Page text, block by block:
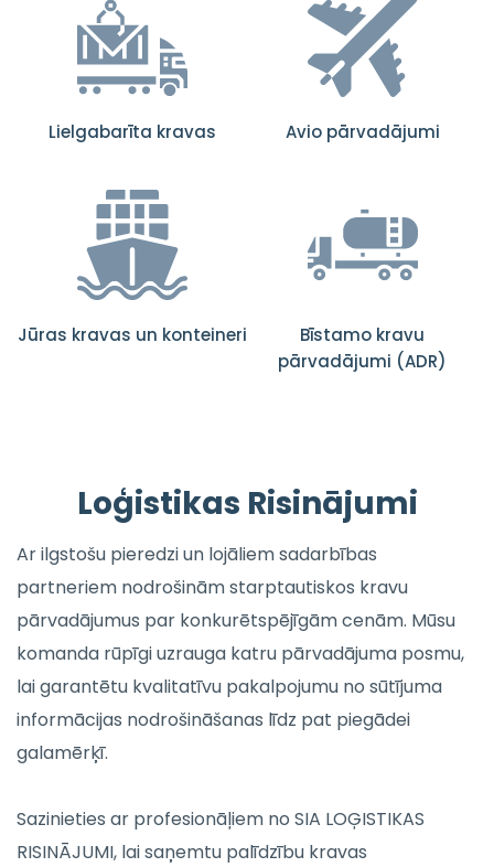
Lielgabarīta kravas Avio pārvadājumi
Jūras kravas un konteineri
Bīstamo kravu
pārvadājumi (ADR)
Loģistikas Risinājumi
Ar ilgstošu pieredzi un lojāliem sadarbības
partneriem nodrošinām starptautiskos kravu
pārvadājumus par konkurētspējīgām cenām. Mūsu
komanda rūpīgi uzrauga katru pārvadājuma posmu,
lai garantētu kvalitatīvu pakalpojumu no sūtījuma
informācijas nodrošināšanas līdz pat piegādei
galamērķī.
Sazinieties ar profesionāļiem no SIA LOĢISTIKAS
RISINĀJUMI, lai saņemtu palīdzību kravas